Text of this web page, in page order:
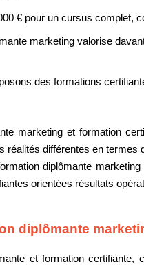
€ pour un cursus complet,
marketing valorise
des formations
marketing et formation
réalités différentes en
diplômante
orientées résultats
diplômante
et formation